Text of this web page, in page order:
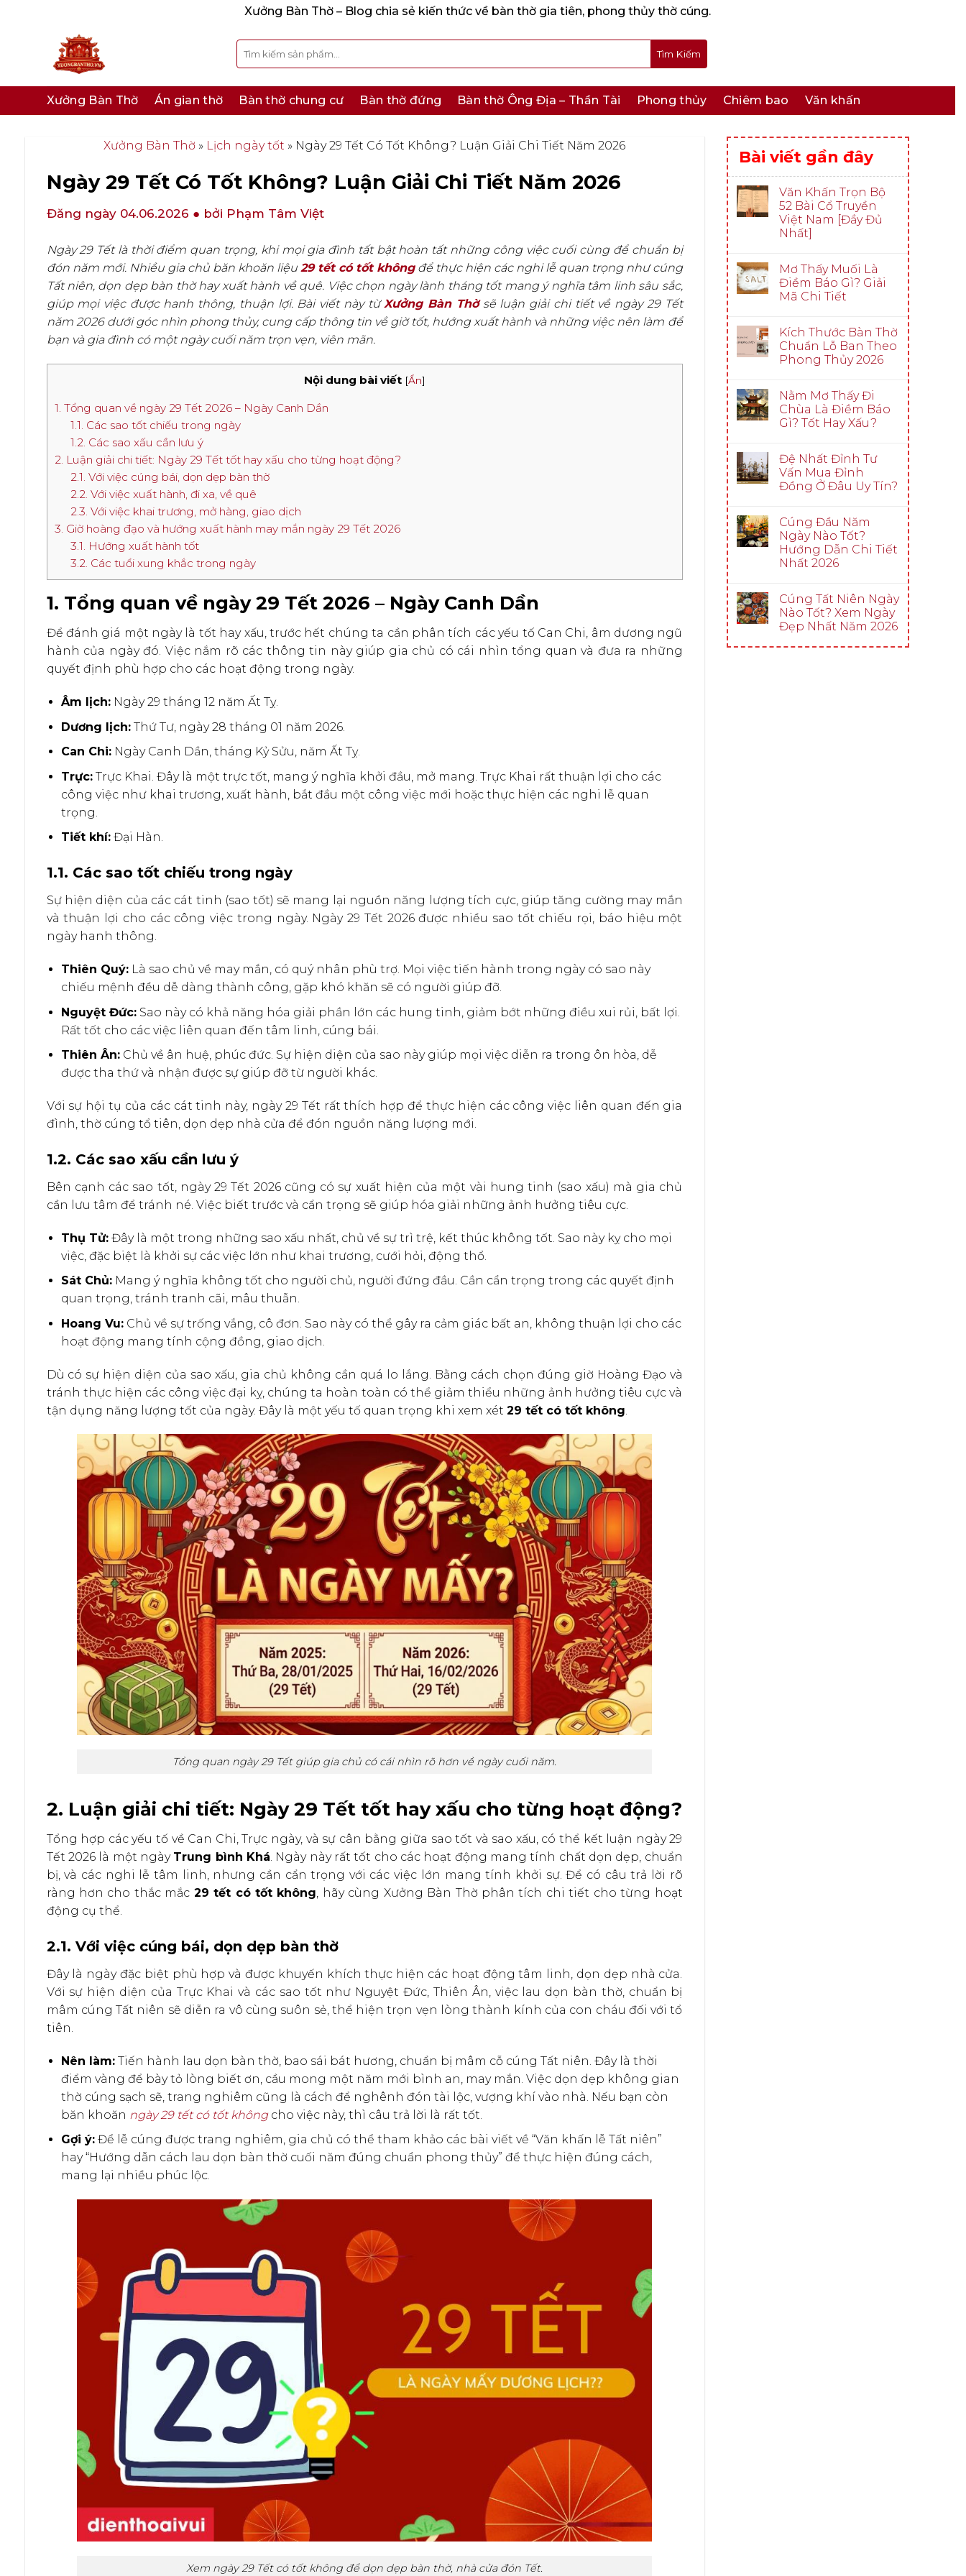
Xưởng Bàn Thờ – Blog chia sẻ kiến thức về bàn thờ gia tiên, phong thủy thờ cúng.
Tìm
kiếm:
Xưởng Bàn Thờ Án gian thờ Bàn thờ chung cư Bàn thờ đứng Bàn thờ Ông Địa – Thần Tài Phong thủy Chiêm bao Văn khấn
Xưởng Bàn Thờ » Lịch ngày tốt » Ngày 29 Tết Có Tốt Không? Luận Giải Chi Tiết Năm 2026
Ngày 29 Tết Có Tốt Không? Luận Giải Chi Tiết Năm 2026
Đăng ngày 04.06.2026 ● bởi Phạm Tâm Việt
Ngày 29 Tết là thời điểm quan trọng, khi mọi gia đình tất bật hoàn tất những công việc cuối cùng để chuẩn bị
đón năm mới. Nhiều gia chủ băn khoăn liệu 29 tết có tốt khôngđể thực hiện các nghi lễ quan trọng như cúng
Tất niên, dọn dẹp bàn thờ hay xuất hành về quê. Việc chọn ngày lành tháng tốt mang ý nghĩa tâm linh sâu sắc,
giúp mọi việc được hanh thông, thuận lợi. Bài viết này từXưởng Bàn Thờ sẽ luận giải chi tiết về ngày 29 Tết
năm 2026 dưới góc nhìn phong thủy, cung cấp thông tin về giờ tốt, hướng xuất hành và những việc nên làm để
bạn và gia đình có một ngày cuối năm trọn vẹn, viên mãn.
Nội dung bài viết [Ẩn]
1. Tổng quan về ngày 29 Tết 2026 – Ngày Canh Dần
1.1. Các sao tốt chiếu trong ngày
1.2. Các sao xấu cần lưu ý
2. Luận giải chi tiết: Ngày 29 Tết tốt hay xấu cho từng hoạt động?
2.1. Với việc cúng bái, dọn dẹp bàn thờ
2.2. Với việc xuất hành, đi xa, về quê
2.3. Với việc khai trương, mở hàng, giao dịch
3. Giờ hoàng đạo và hướng xuất hành may mắn ngày 29 Tết 2026
3.1. Hướng xuất hành tốt
3.2. Các tuổi xung khắc trong ngày
1. Tổng quan về ngày 29 Tết 2026 – Ngày Canh Dần
Để đánh giá một ngày là tốt hay xấu, trước hết chúng ta cần phân tích các yếu tố Can Chi, âm dương ngũ
hành của ngày đó. Việc nắm rõ các thông tin này giúp gia chủ có cái nhìn tổng quan và đưa ra những
quyết định phù hợp cho các hoạt động trong ngày.
Âm lịch: Ngày 29 tháng 12 năm Ất Tỵ.
Dương lịch: Thứ Tư, ngày 28 tháng 01 năm 2026.
Can Chi: Ngày Canh Dần, tháng Kỷ Sửu, năm Ất Tỵ.
Trực: Trực Khai. Đây là một trực tốt, mang ý nghĩa khởi đầu, mở mang. Trực Khai rất thuận lợi cho các
công việc như khai trương, xuất hành, bắt đầu một công việc mới hoặc thực hiện các nghi lễ quan
trọng.
Tiết khí: Đại Hàn.
1.1. Các sao tốt chiếu trong ngày
Sự hiện diện của các cát tinh (sao tốt) sẽ mang lại nguồn năng lượng tích cực, giúp tăng cường may mắn
và thuận lợi cho các công việc trong ngày. Ngày 29 Tết 2026 được nhiều sao tốt chiếu rọi, báo hiệu một
ngày hanh thông.
Thiên Quý: Là sao chủ về may mắn, có quý nhân phù trợ. Mọi việc tiến hành trong ngày có sao này
chiếu mệnh đều dễ dàng thành công, gặp khó khăn sẽ có người giúp đỡ.
Nguyệt Đức: Sao này có khả năng hóa giải phần lớn các hung tinh, giảm bớt những điều xui rủi, bất lợi.
Rất tốt cho các việc liên quan đến tâm linh, cúng bái.
Thiên Ân: Chủ về ân huệ, phúc đức. Sự hiện diện của sao này giúp mọi việc diễn ra trong ôn hòa, dễ
được tha thứ và nhận được sự giúp đỡ từ người khác.
Với sự hội tụ của các cát tinh này, ngày 29 Tết rất thích hợp để thực hiện các công việc liên quan đến gia
đình, thờ cúng tổ tiên, dọn dẹp nhà cửa để đón nguồn năng lượng mới.
1.2. Các sao xấu cần lưu ý
Bên cạnh các sao tốt, ngày 29 Tết 2026 cũng có sự xuất hiện của một vài hung tinh (sao xấu) mà gia chủ
cần lưu tâm để tránh né. Việc biết trước và cẩn trọng sẽ giúp hóa giải những ảnh hưởng tiêu cực.
Thụ Tử: Đây là một trong những sao xấu nhất, chủ về sự trì trệ, kết thúc không tốt. Sao này kỵ cho mọi
việc, đặc biệt là khởi sự các việc lớn như khai trương, cưới hỏi, động thổ.
Sát Chủ: Mang ý nghĩa không tốt cho người chủ, người đứng đầu. Cần cẩn trọng trong các quyết định
quan trọng, tránh tranh cãi, mâu thuẫn.
Hoang Vu: Chủ về sự trống vắng, cô đơn. Sao này có thể gây ra cảm giác bất an, không thuận lợi cho các
hoạt động mang tính cộng đồng, giao dịch.
Dù có sự hiện diện của sao xấu, gia chủ không cần quá lo lắng. Bằng cách chọn đúng giờ Hoàng Đạo và
tránh thực hiện các công việc đại kỵ, chúng ta hoàn toàn có thể giảm thiểu những ảnh hưởng tiêu cực và
tận dụng năng lượng tốt của ngày. Đây là một yếu tố quan trọng khi xem xét 29 tết có tốt không
Tổng quan ngày 29 Tết giúp gia chủ có cái nhìn rõ hơn về ngày cuối năm.
2. Luận giải chi tiết: Ngày 29 Tết tốt hay xấu cho từng hoạt động?
Tổng hợp các yếu tố về Can Chi, Trực ngày, và sự cân bằng giữa sao tốt và sao xấu, có thể kết luận ngày 29
Tết 2026 là một ngày Trung bình Khá. Ngày này rất tốt cho các hoạt động mang tính chất dọn dẹp, chuẩn
bị, và các nghi lễ tâm linh, nhưng cần cẩn trọng với các việc lớn mang tính khởi sự. Để có câu trả lời rõ
ràng hơn cho thắc mắc 29 tết có tốt không, hãy cùng Xưởng Bàn Thờ phân tích chi tiết cho từng hoạt
động cụ thể.
2.1. Với việc cúng bái, dọn dẹp bàn thờ
Đây là ngày đặc biệt phù hợp và được khuyến khích thực hiện các hoạt động tâm linh, dọn dẹp nhà cửa.
Với sự hiện diện của Trực Khai và các sao tốt như Nguyệt Đức, Thiên Ân, việc lau dọn bàn thờ, chuẩn bị
mâm cúng Tất niên sẽ diễn ra vô cùng suôn sẻ, thể hiện trọn vẹn lòng thành kính của con cháu đối với tổ
tiên.
Nên làm: Tiến hành lau dọn bàn thờ, bao sái bát hương, chuẩn bị mâm cỗ cúng Tất niên. Đây là thời
điểm vàng để bày tỏ lòng biết ơn, cầu mong một năm mới bình an, may mắn. Việc dọn dẹp không gian
thờ cúng sạch sẽ, trang nghiêm cũng là cách để nghênh đón tài lộc, vượng khí vào nhà. Nếu bạn còn
băn khoăn ngày 29 tết có tốt khôngcho việc này, thì câu trả lời là rất tốt.
Gợi ý: Để lễ cúng được trang nghiêm, gia chủ có thể tham khảo các bài viết về “Văn khấn lễ Tất niên”
hay “Hướng dẫn cách lau dọn bàn thờ cuối năm đúng chuẩn phong thủy” để thực hiện đúng cách,
mang lại nhiều phúc lộc.
Xem ngày 29 Tết có tốt không để dọn dẹp bàn thờ, nhà cửa đón Tết.
Bài viết gần đây
Văn Khấn Trọn Bộ
52 Bài Cổ Truyền
Việt Nam [Đầy Đủ
Nhất]
Mơ Thấy Muối Là
Điềm Báo Gì? Giải
Mã Chi Tiết
Kích Thước Bàn Thờ
Chuẩn Lỗ Ban Theo
Phong Thủy 2026
Nằm Mơ Thấy Đi
Chùa Là Điềm Báo
Gì? Tốt Hay Xấu?
Đệ Nhất Đỉnh Tư
Vấn Mua Đỉnh
Đồng Ở Đâu Uy Tín?
Cúng Đầu Năm
Ngày Nào Tốt?
Hướng Dẫn Chi Tiết
Nhất 2026
Cúng Tất Niên Ngày
Nào Tốt? Xem Ngày
Đẹp Nhất Năm 2026